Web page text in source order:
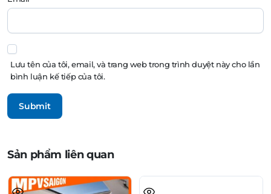
Lưu tên của tôi, email, và trang web trong trình duyệt này cho lần
bình luận kế tiếp của tôi.
Sản phẩm liên quan